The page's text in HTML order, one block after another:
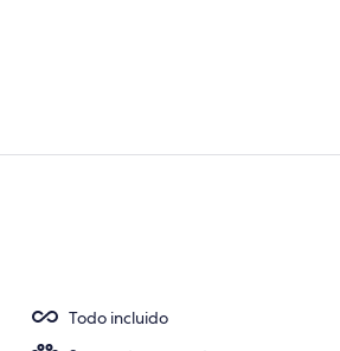
Todo incluido